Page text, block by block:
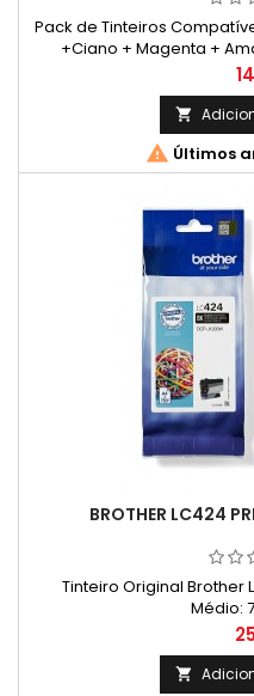
Pack de Tinteiros
+Ciano + Magenta +
Páginas* / cada cor
com base na norma ISO/
rendimento real varia
conteúdo das páginas

 Últimos
BROTHER LC424
Tinteiro Original Brother
Médio:
